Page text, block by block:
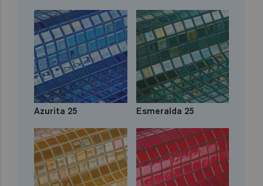
Azurita 25 Esmeralda 25